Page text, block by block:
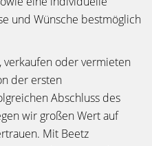
und Wünsche bestmöglich
oder vermieten
der ersten
Abschluss des
wir großen Wert auf
Mit Beetz